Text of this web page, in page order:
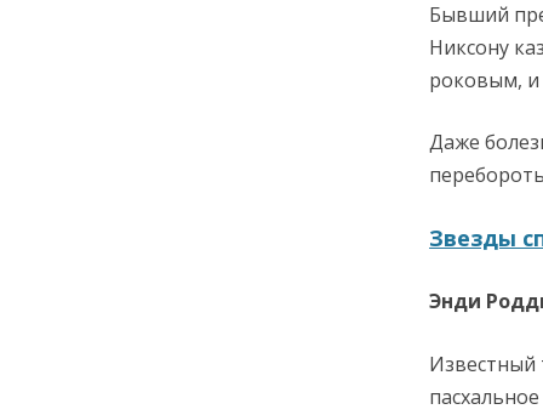
Бывший
Никсону
роковым, и
Даже
Звезды
Энди
Известный